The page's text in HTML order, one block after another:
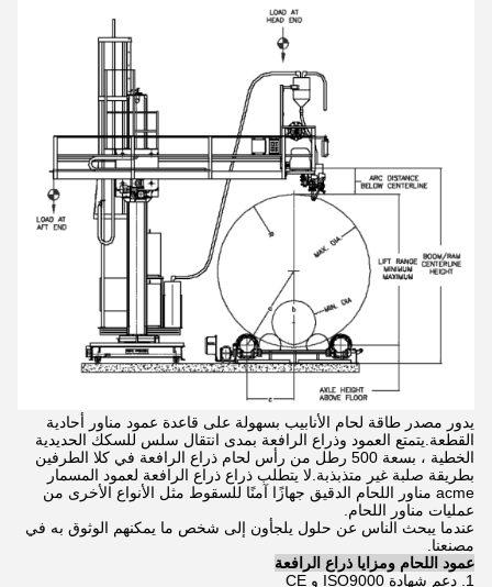
يدور مصدر طاقة لحام الأنابيب بسهولة على قاعدة عمود مناور أحادية
القطعة.يتمتع العمود وذراع الرافعة بمدى انتقال سلس للسكك الحديدية
الخطية ، بسعة 500 رطل من رأس لحام ذراع الرافعة في كلا الطرفين
بطريقة صلبة غير متذبذبة.لا يتطلب ذراع ذراع الرافعة لعمود المسمار
acme مناور اللحام الدقيق جهازًا آمنًا للسقوط مثل الأنواع الأخرى من
عمليات مناور اللحام.
عندما يبحث الناس عن حلول يلجأون إلى شخص ما يمكنهم الوثوق به في
مصنعنا.
عمود اللحام ومزايا ذراع الرافعة
1. دعم شهادة ISO9000 و CE